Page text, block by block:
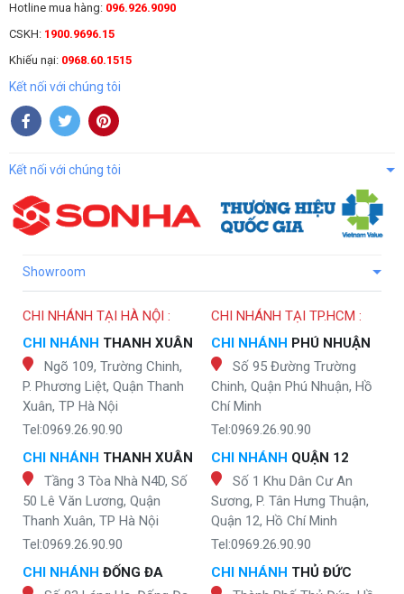
Hotline mua hàng: 096.926.9090
CSKH: 1900.9696.15
Khiếu nại: 0968.60.1515
Kết nối với chúng tôi
Kết nối với chúng tôi
Showroom
CHI NHÁNH TẠI HÀ NỘI :
CHI NHÁNH THANH XUÂN
Ngõ 109, Trường Chinh,
P. Phương Liệt, Quận Thanh
Xuân, TP Hà Nội
Tel:0969.26.90.90
CHI NHÁNH THANH XUÂN
Tầng 3 Tòa Nhà N4D, Số
50 Lê Văn Lương, Quận
Thanh Xuân, TP Hà Nội
Tel:0969.26.90.90
CHI NHÁNH ĐỐNG ĐA
CHI NHÁNH TẠI TP.HCM :
CHI NHÁNH PHÚ NHUẬN
Số 95 Đường Trường
Chinh, Quận Phú Nhuận, Hồ
Chí Minh
Tel:0969.26.90.90
CHI NHÁNH QUẬN 12
Số 1 Khu Dân Cư An
Sương, P. Tân Hưng Thuận,
Quận 12, Hồ Chí Minh
Tel:0969.26.90.90
CHI NHÁNH THỦ ĐỨC